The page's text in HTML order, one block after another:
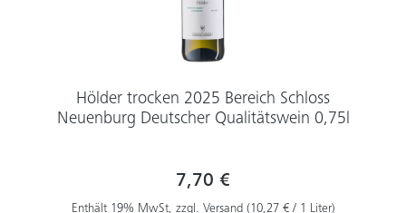
Hölder trocken 2025 Bereich Schloss
Neuenburg Deutscher Qualitätswein 0,75l
7,70 €
Enthält 19% MwSt, zzgl. Versand (10,27 € / 1 Liter)